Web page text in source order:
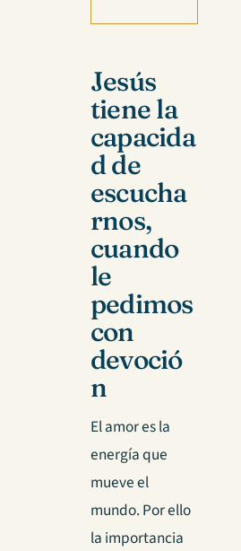
Jesús
tiene la
capacida
d de
escucha
rnos,
cuando
le
pedimos
con
devoció
n
El amor es la
energía que
mueve el
mundo. Por ello
la importancia